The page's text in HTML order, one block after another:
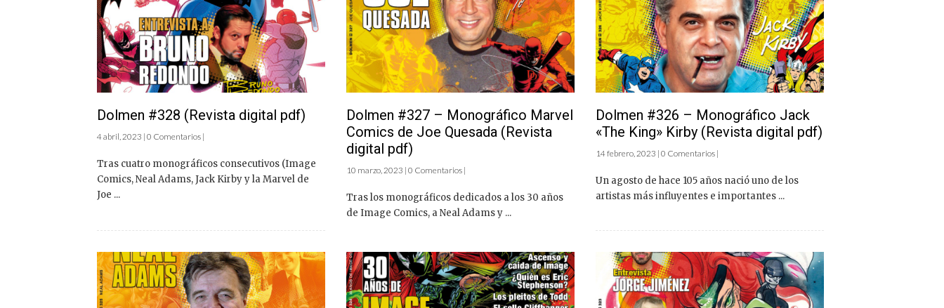
Dolmen #328 (Revista digital pdf)
4 abril, 2023 | 0 Comentarios |
Tras cuatro monográficos consecutivos (Image
Comics, Neal Adams, Jack Kirby y la Marvel de
Joe ...
Dolmen #327 – Monográfico Marvel
Comics de Joe Quesada (Revista
digital pdf)
10 marzo, 2023 | 0 Comentarios |
Tras los monográficos dedicados a los 30 años
de Image Comics, a Neal Adams y ...
Dolmen #326 – Monográfico Jack
«The King» Kirby (Revista digital pdf)
14 febrero, 2023 | 0 Comentarios |
Un agosto de hace 105 años nació uno de los
artistas más influyentes e importantes ...